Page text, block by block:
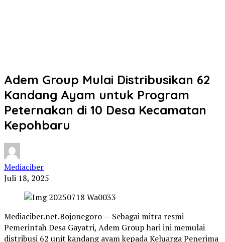
Adem Group Mulai Distribusikan 62
Kandang Ayam untuk Program
Peternakan di 10 Desa Kecamatan
Kepohbaru
Mediaciber
Juli 18, 2025
Mediaciber.net.Bojonegoro — Sebagai mitra resmi
Pemerintah Desa Gayatri, Adem Group hari ini memulai
distribusi 62 unit kandang ayam kepada Keluarga Penerima